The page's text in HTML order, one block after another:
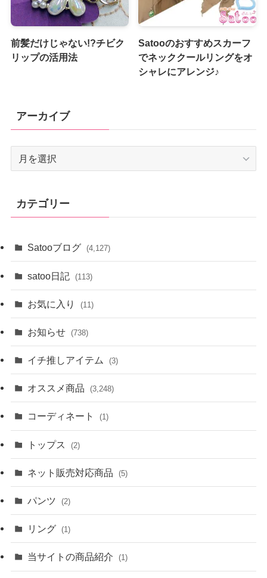
前髪だけじゃない!?チビク
リップの活用法
Satooのおすすめスカーフ
でネッククールリングをオ
シャレにアレンジ♪
アーカイブ
ブ
カテゴリー
Satooブログ (4,127)
satoo日記 (113)
お気に入り (11)
お知らせ (738)
イチ推しアイテム (3)
オススメ商品 (3,248)
コーディネート (1)
トップス (2)
ネット販売対応商品 (5)
パンツ (2)
リング (1)
当サイトの商品紹介 (1)